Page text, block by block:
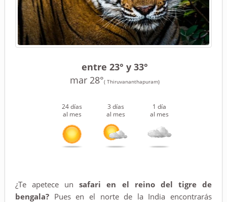
entre 23° y 33°
mar 28°( Thiruvananthapuram)
24 días
al mes
3 días
al mes
1 día
al mes
¿Te apetece unsafari en el reino del tigre de
bengala? Pues en el norte de la India encontrarás